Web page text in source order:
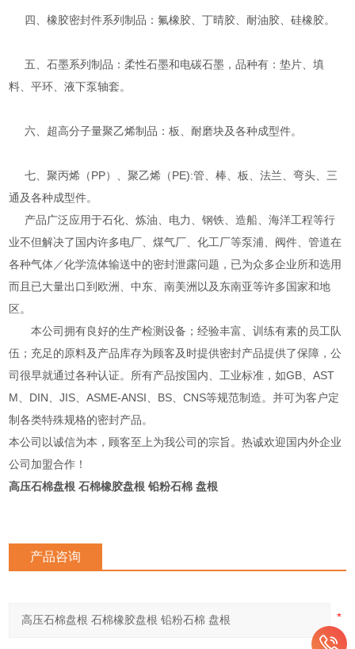
四、橡胶密封件系列制品：氟橡胶、丁晴胶、耐油胶、硅橡胶。
五、石墨系列制品：柔性石墨和电碳石墨，品种有：垫片、填
料、平环、液下泵轴套。
六、超高分子量聚乙烯制品：板、耐磨块及各种成型件。
七、聚丙烯（PP）、聚乙烯（PE):管、棒、板、法兰、弯头、三
通及各种成型件。
产品广泛应用于石化、炼油、电力、钢铁、造船、海洋工程等行
业不但解决了国内许多电厂、煤气厂、化工厂等泵浦、阀件、管道在
各种气体／化学流体输送中的密封泄露问题，已为众多企业所和选用
而且已大量出口到欧洲、中东、南美洲以及东南亚等许多国家和地
区。
本公司拥有良好的生产检测设备；经验丰富、训练有素的员工队
伍；充足的原料及产品库存为顾客及时提供密封产品提供了保障，公
司很早就通过各种认证。所有产品按国内、工业标准，如GB、AST
M、DIN、JIS、ASME-ANSI、BS、CNS等规范制造。并可为客户定
制各类特殊规格的密封产品。
本公司以诚信为本，顾客至上为我公司的宗旨。热诚欢迎国内外企业
公司加盟合作！
高压石棉盘根 石棉橡胶盘根 铅粉石棉 盘根
产品咨询